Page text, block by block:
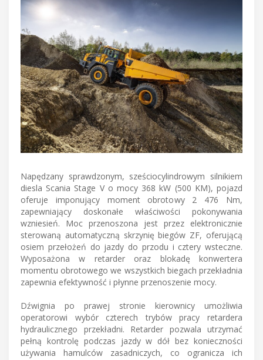
Napędzany sprawdzonym, sześciocylindrowym silnikiem
diesla Scania Stage V o mocy 368 kW (500 KM), pojazd
oferuje imponujący moment obrotowy 2 476 Nm,
zapewniający doskonałe właściwości pokonywania
wzniesień. Moc przenoszona jest przez elektronicznie
sterowaną automatyczną skrzynię biegów ZF, oferującą
osiem przełożeń do jazdy do przodu i cztery wsteczne.
Wyposażona w retarder oraz blokadę konwertera
momentu obrotowego we wszystkich biegach przekładnia
zapewnia efektywność i płynne przenoszenie mocy.
Dźwignia po prawej stronie kierownicy umożliwia
operatorowi wybór czterech trybów pracy retardera
hydraulicznego przekładni. Retarder pozwala utrzymać
pełną kontrolę podczas jazdy w dół bez konieczności
używania hamulców zasadniczych, co ogranicza ich